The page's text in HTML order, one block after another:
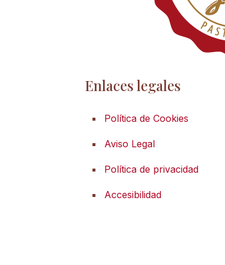
Enlaces legales
Política de Cookies
Aviso Legal
Política de privacidad
Accesibilidad